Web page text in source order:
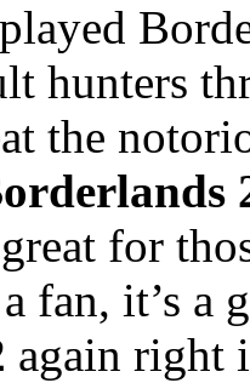
hunters
the
for
fan, it’s a
again right